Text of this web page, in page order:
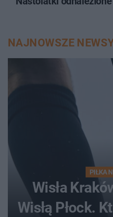
NAJNOWSZE
PIŁKA
Wisła
Wisłą Płock.